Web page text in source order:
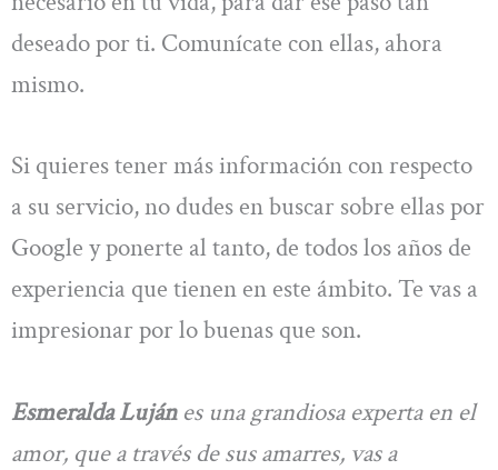
deseado por ti. Comunícate con ellas, ahora
mismo.
Si quieres tener más información con respecto
a su servicio, no dudes en buscar sobre ellas por
Google y ponerte al tanto, de todos los años de
experiencia que tienen en este ámbito. Te vas a
impresionar por lo buenas que son.
Esmeralda Lujánes una grandiosa experta en el
amor, que a través de sus amarres, vas a